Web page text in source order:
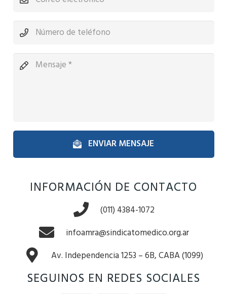
ENVIAR MENSAJE
INFORMACIÓN DE CONTACTO
(011) 4384-1072
infoamra@sindicatomedico.org.ar
Av. Independencia 1253 – 6B, CABA (1099)
SEGUINOS EN REDES SOCIALES